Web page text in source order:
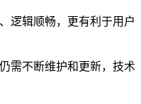
逻辑顺畅，更有利于用户
需不断维护和更新，技术